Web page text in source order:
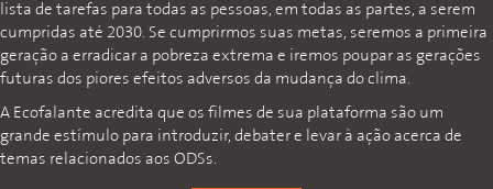
lista de tarefas para todas as pessoas, em todas as partes, a serem
cumpridas até 2030. Se cumprirmos suas metas, seremos a primeira
geração a erradicar a pobreza extrema e iremos poupar as gerações
futuras dos piores efeitos adversos da mudança do clima.
A Ecofalante acredita que os filmes de sua plataforma são um
grande estímulo para introduzir, debater e levar à ação acerca de
temas relacionados aos ODSs.